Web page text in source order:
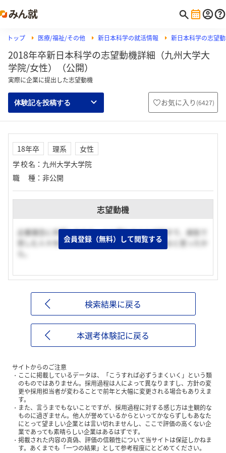
トップ 医療/福祉/その他 新日本科学の就活情報 新日本科学の志望
2018年卒新日本科学の志望動機詳細（九州大学大
学院/女性）（公開）
実際に企業に提出した志望動機
体験記を投稿する お気に入り (6427)
18年卒 理系
女性
学校名 ： 九州大学大学院
職種 ： 非公開
志望動機
企業理念に共感したから。人と関わることが好きで、病気で
苦しむ人々を助けたい、という思いが叶えられると思ったか
会員登録（無料）して閲覧する
検索結果に戻る
本選考体験記に戻る
サイトからのご注意
ここに掲載しているデータは、「こうすれば必ずうまくいく」という類
のものではありません。採用過程は人によって異なりますし、方針の変
更や採用担当者が変わることで前年と大幅に変更される場合もありえま
す。
また、言うまでもないことですが、採用過程に対する感じ方は主観的な
ものに過ぎません。他人が誉めているからといってかならずしもあなた
にとって望ましい企業とは言い切れませんし、ここで評価の高くない企
業であっても素晴らしい企業はあるはずです。
掲載された内容の真偽、評価の信頼性について当サイトは保証しかねま
す。あくまでも「一つの結果」として参考程度にとどめてください。